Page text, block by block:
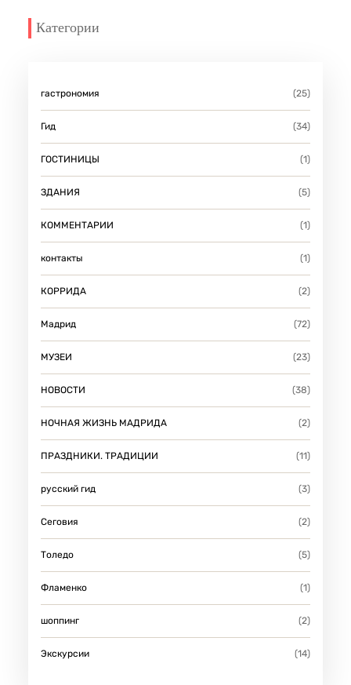
Категории
гастрономия (25)
Гид (34)
ГОСТИНИЦЫ (1)
ЗДАНИЯ (5)
КОММЕНТАРИИ (1)
контакты (1)
КОРРИДА (2)
Мадрид (72)
МУЗЕИ (23)
НОВОСТИ (38)
НОЧНАЯ ЖИЗНЬ МАДРИДА (2)
ПРАЗДНИКИ. ТРАДИЦИИ (11)
русский гид (3)
Сеговия (2)
Толедо (5)
Фламенко (1)
шоппинг (2)
Экскурсии (14)